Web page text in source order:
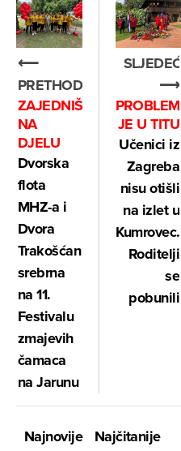
⟵
PRETHODNO
ZAJEDNIŠTVO
NA
DJELU
Dvorska
flota
MHZ-a i
Dvora
Trakošćan
srebrna
na 11.
Festivalu
zmajevih
čamaca
na Jarunu
SLJEDEĆE
⟶
PROBLEM
JE U TITU
Učenici iz
Zagreba
nisu otišli
na izlet u
Kumrovec.
Roditelji
se
pobunili
Najnovije
Najčitanije